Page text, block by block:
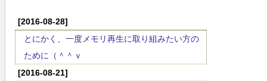
[2016-08-28]
とにかく、一度メモリ再生に取り組みたい方の
ために（＾＾ｖ
[2016-08-21]